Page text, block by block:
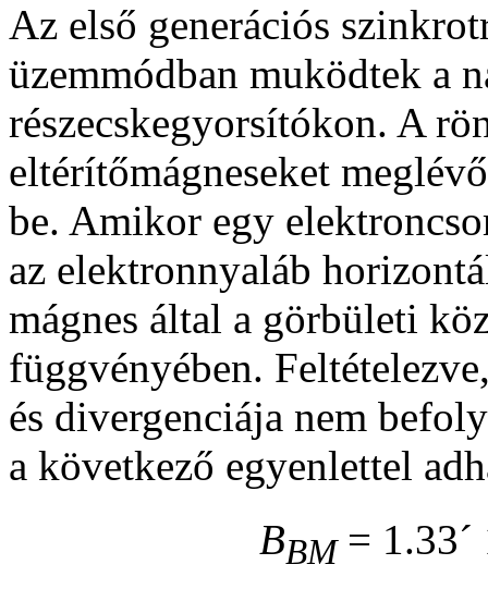
Az első generációs
üzemmódban muködtek a
részecskegyorsítókon. A
eltérítőmágneseket
be. Amikor egy
az elektronnyaláb
mágnes által a görbületi
függvényében.
és divergenciája nem
a következő egyenlettel
BBM = 1.33´